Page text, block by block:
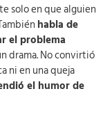
solo en que alguien
habla de
el problema
drama. No convirtió
ni en una queja
el humor de